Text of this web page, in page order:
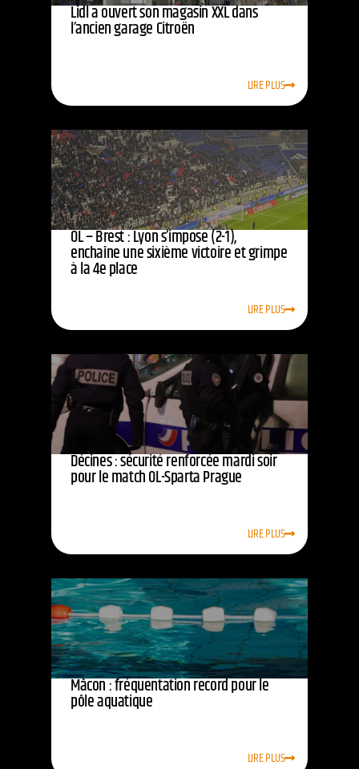
Lidl a ouvert son magasin XXL dans
l’ancien garage Citroën
LIRE PLUS
OL – Brest : Lyon s’impose (2-1),
enchaîne une sixième victoire et grimpe
à la 4e place
LIRE PLUS
Décines : sécurité renforcée mardi soir
pour le match OL-Sparta Prague
LIRE PLUS
Mâcon : fréquentation record pour le
pôle aquatique
LIRE PLUS